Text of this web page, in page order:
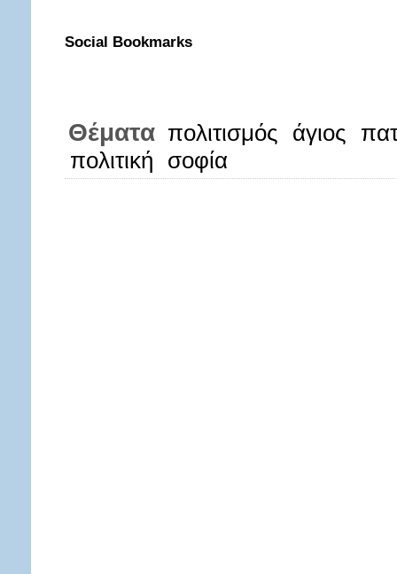
Social Bookmarks
Θέματα πολιτισμός άγιος
πολιτική σοφία